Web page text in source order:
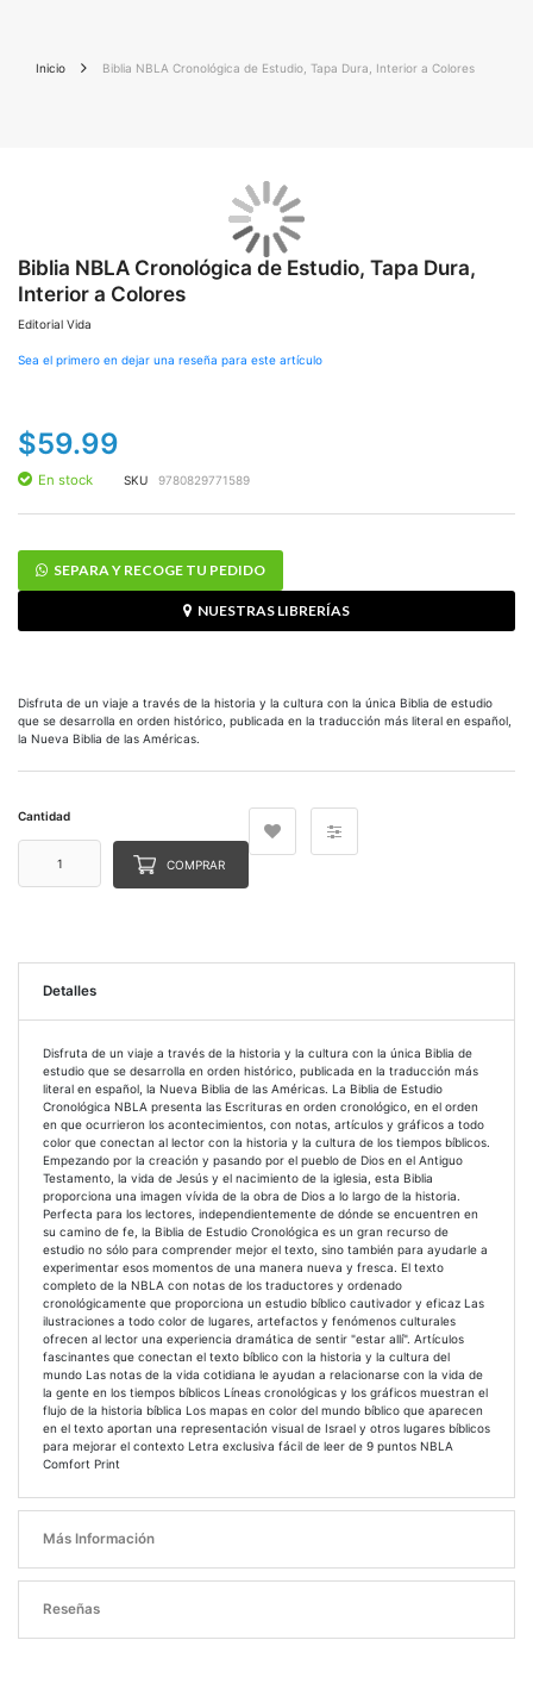
Inicio Biblia NBLA Cronológica de Estudio, Tapa Dura, Interior a Colores
final
de
de
Biblia NBLA Cronológica de Estudio, Tapa Dura,
Interior a Colores
Editorial Vida
Sea el primero en dejar una reseña para este artículo
$59.99
En stock SKU 9780829771589
SEPARA Y RECOGE TU PEDIDO
NUESTRAS LIBRERÍAS
Disfruta de un viaje a través de la historia y la cultura con la única Biblia de estudio
que se desarrolla en orden histórico, publicada en la traducción más literal en español,
la Nueva Biblia de las Américas.
Cantidad
COMPRAR
Detalles
Disfruta de un viaje a través de la historia y la cultura con la única Biblia de
estudio que se desarrolla en orden histórico, publicada en la traducción más
literal en español, la Nueva Biblia de las Américas. La Biblia de Estudio
Cronológica NBLA presenta las Escrituras en orden cronológico, en el orden
en que ocurrieron los acontecimientos, con notas, artículos y gráficos a todo
color que conectan al lector con la historia y la cultura de los tiempos bíblicos.
Empezando por la creación y pasando por el pueblo de Dios en el Antiguo
Testamento, la vida de Jesús y el nacimiento de la iglesia, esta Biblia
proporciona una imagen vívida de la obra de Dios a lo largo de la historia.
Perfecta para los lectores, independientemente de dónde se encuentren en
su camino de fe, la Biblia de Estudio Cronológica es un gran recurso de
estudio no sólo para comprender mejor el texto, sino también para ayudarle a
experimentar esos momentos de una manera nueva y fresca. El texto
completo de la NBLA con notas de los traductores y ordenado
cronológicamente que proporciona un estudio bíblico cautivador y eficaz Las
ilustraciones a todo color de lugares, artefactos y fenómenos culturales
ofrecen al lector una experiencia dramática de sentir "estar allí". Artículos
fascinantes que conectan el texto bíblico con la historia y la cultura del
mundo Las notas de la vida cotidiana le ayudan a relacionarse con la vida de
la gente en los tiempos bíblicos Líneas cronológicas y los gráficos muestran el
flujo de la historia bíblica Los mapas en color del mundo bíblico que aparecen
en el texto aportan una representación visual de Israel y otros lugares bíblicos
para mejorar el contexto Letra exclusiva fácil de leer de 9 puntos NBLA
Comfort Print
Más Información
Reseñas